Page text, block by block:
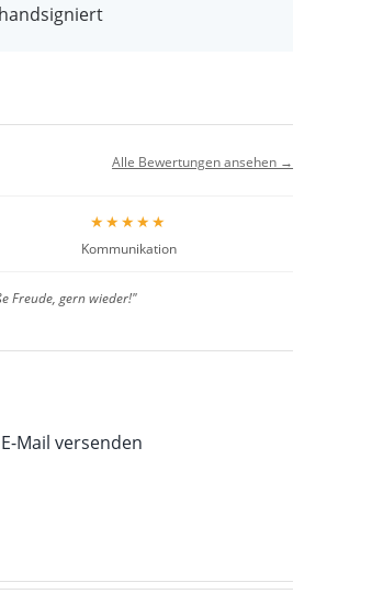
handsigniert
Alle Bewertungen ansehen →
★★★★★
Kommunikation
Freude, gern wieder!"
Mail versenden